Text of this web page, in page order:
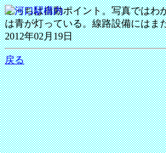
こっちは自動ポイント。写真ではわ
は青が灯っている。線路設備にはま
2012年02月19日
戻る